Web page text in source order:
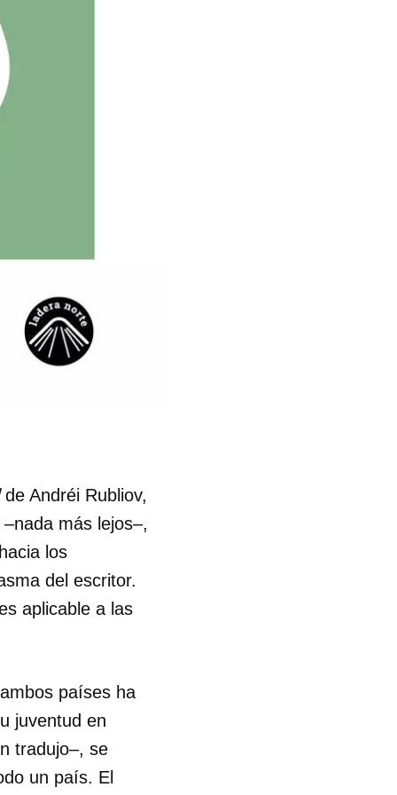
de Andréi Rubliov,
más lejos–,
los
del escritor.
aplicable a las
países ha
juventud en
tradujo–, se
un país. El